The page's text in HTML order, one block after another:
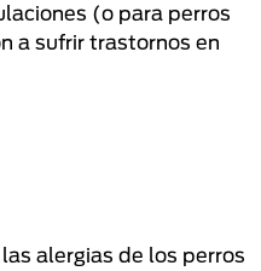
(o para perros
a sufrir trastornos en
alergias de los perros